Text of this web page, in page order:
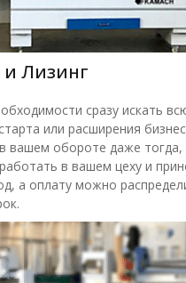
и Лизинг
сразу искать
или расширения
вашем обороте даже тогда,
в вашем цеху и
а оплату можно